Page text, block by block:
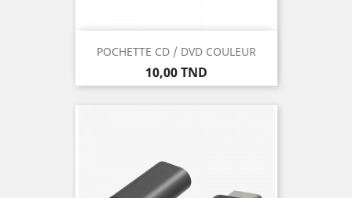
POCHETTE CD / DVD COULEUR
Prix
10,00 TND